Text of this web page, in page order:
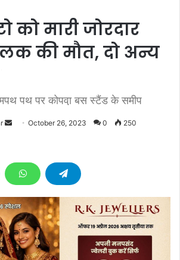
को मारी जोरदार
की मौत, दो अन्य
पथ पर कोपवा़ बस स्टैंड के समीप
d
e
m
a
i
October 26, 2023 0 250